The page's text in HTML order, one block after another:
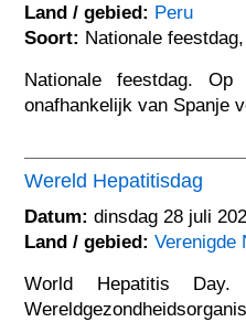
Land / gebied: Peru
Soort: Nationale
Nationale feestdag.
onafhankelijk van Spanje
Wereld Hepatitisdag
Datum: dinsdag 28 juli
Land / gebied: Verenigde
World Hepatitis